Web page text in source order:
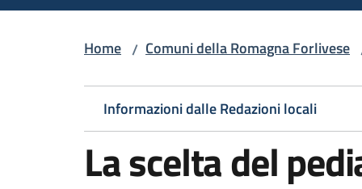
Home / Comuni della Romagna Forlivese
Informazioni dalle Redazioni locali
La scelta del